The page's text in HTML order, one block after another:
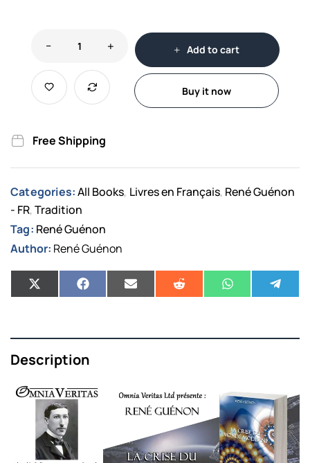
Add to cart
Buy it now
Free Shipping
Categories: All Books, Livres en Français, René Guénon
- FR,Tradition
Tag: René Guénon
Author: René Guénon
Description